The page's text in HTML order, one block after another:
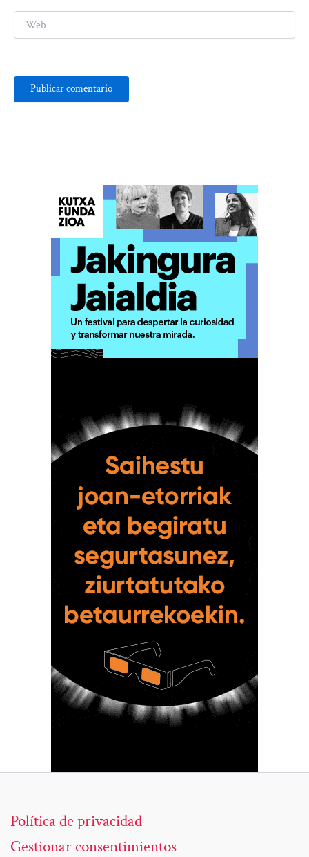
Web
Política de privacidad
Gestionar consentimientos